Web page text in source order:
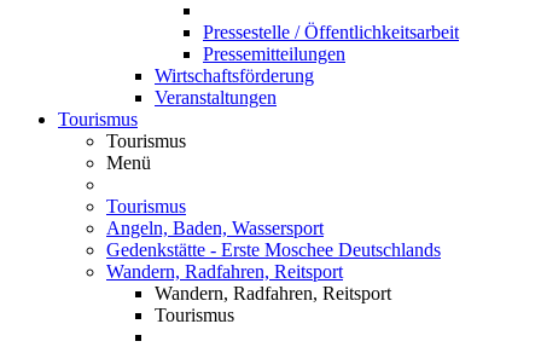
Pressestelle / Öffentlichkeitsarbeit
Pressemitteilungen
Wirtschaftsförderung
Veranstaltungen
Tourismus
Tourismus
Menü
Tourismus
Angeln, Baden, Wassersport
Gedenkstätte - Erste Moschee Deutschlands
Wandern, Radfahren, Reitsport
Wandern, Radfahren, Reitsport
Tourismus